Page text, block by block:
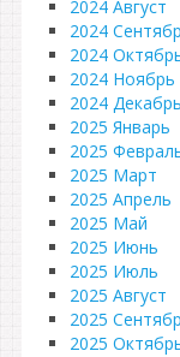
2024 Август
2024
2024
2024 Ноябрь
2024 Декабрь
2025 Январь
2025
2025 Март
2025 Апрель
2025 Май
2025 Июнь
2025 Июль
2025 Август
2025
2025